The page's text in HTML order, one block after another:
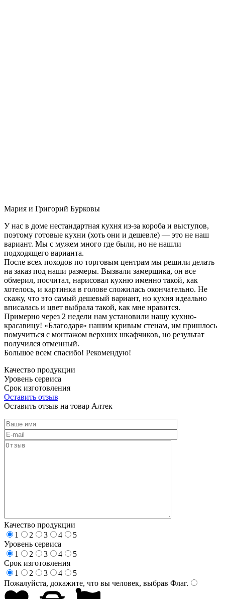
Мария и Григорий Бурковы
У нас в доме нестандартная кухня из-за короба и выступов,
поэтому готовые кухни (хоть они и дешевле) — это не наш
вариант. Мы с мужем много где были, но не нашли
подходящего варианта.
После всех походов по торговым центрам мы решили делать
на заказ под наши размеры. Вызвали замерщика, он все
обмерил, посчитал, нарисовал кухню именно такой, как
хотелось, и картинка в голове сложилась окончательно. Не
скажу, что это самый дешевый вариант, но кухня идеально
вписалась и цвет выбрала такой, как мне нравится.
Примерно через 2 недели нам установили нашу кухню-
красавицу! «Благодаря» нашим кривым стенам, им пришлось
помучиться с монтажом верхних шкафчиков, но результат
получился отменный.
Большое всем спасибо! Рекомендую!
Качество продукции
Уровень сервиса
Срок изготовления
Оставить отзыв
Оставить отзыв на товар Алтек
Качество продукции
1
2 3 4
5
Уровень сервиса
1
2 3 4
5
Срок изготовления
1
2 3 4
5
Пожалуйста, докажите, что вы человек, выбрав Флаг.